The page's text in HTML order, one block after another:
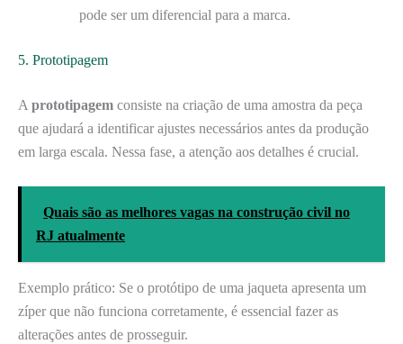
pode ser um diferencial para a marca.
5. Prototipagem
A prototipagem consiste na criação de uma amostra da peça
que ajudará a identificar ajustes necessários antes da produção
em larga escala. Nessa fase, a atenção aos detalhes é crucial.
Quais são as melhores vagas na construção civil no
RJ atualmente
Exemplo prático: Se o protótipo de uma jaqueta apresenta um
zíper que não funciona corretamente, é essencial fazer as
alterações antes de prosseguir.